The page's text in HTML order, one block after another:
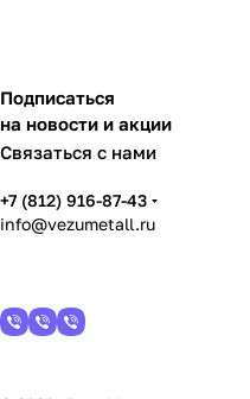
Подписаться
на новости и акции
Связаться с нами
+7 (812) 916-87-43
info@vezumetall.ru